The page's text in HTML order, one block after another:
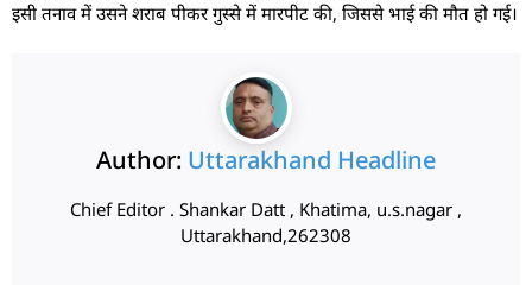
इसी तनाव में उसने शराब पीकर गुस्से में मारपीट की, जिससे भाई की मौत हो गई।
Author: Uttarakhand Headline
Chief Editor . Shankar Datt , Khatima, u.s.nagar ,
Uttarakhand,262308